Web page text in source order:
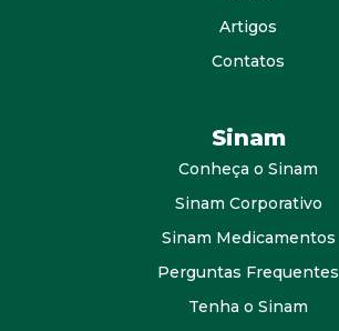
Artigos
Contatos
Sinam
Conheça o Sinam
Sinam Corporativo
Sinam Medicamentos
Perguntas Frequentes
Tenha o Sinam